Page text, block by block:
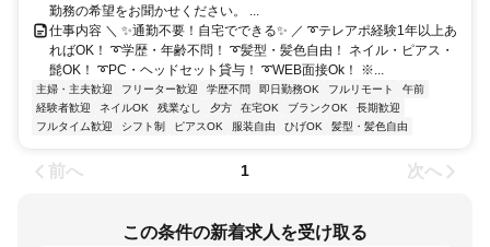
勤務の希望をお聞かせください。 ...
仕事内容 ＼ ✨通勤不要！自宅でできる✨ ／ ➰テレアポ経験1年以上あ
ればOK！ ➰学歴・年齢不問！ ➰髪型・髪色自由！ ネイル・ピアス・
髭OK！ ➰PC・ヘッドセット貸与！ ➰WEB面接Ok！ ※...
主婦・主夫歓迎 フリーター歓迎 学歴不問 即日勤務OK フルリモート
午前
経験者歓迎
ネイルOK 残業なし 夕方 在宅OK ブランクOK
長期歓迎
フルタイム歓迎
シフト制 ピアスOK 服装自由 ひげOK 髪型・髪色自由
前へ 1 次へ
この条件の新着求人を受け取る